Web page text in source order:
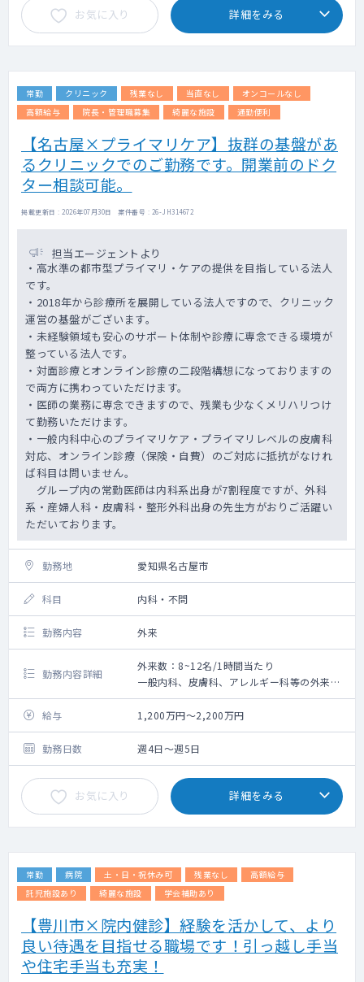
お気に入り 詳細をみる
常勤 クリニック 残業なし 当直なし
オンコールなし
高額給与
院長・管理職募集 綺麗な施設 通勤便利
【名古屋×プライマリケア】抜群の基盤があ
るクリニックでのご勤務です。開業前のドク
ター相談可能。
掲載更新日 : 2026年07月30日 案件番号 : 26-JH314672
担当エージェントより
・高水準の都市型プライマリ・ケアの提供を目指している法人
です。
・2018年から診療所を展開している法人ですので、クリニック
運営の基盤がございます。
・未経験領域も安心のサポート体制や診療に専念できる環境が
整っている法人です。
・対面診療とオンライン診療の二段階構想になっておりますの
で両方に携わっていただけます。
・医師の業務に専念できますので、残業も少なくメリハリつけ
て勤務いただけます。
・一般内科中心のプライマリケア・プライマリレベルの皮膚科
対応、オンライン診療（保険・自費）のご対応に抵抗がなけれ
ば科目は問いません。
グループ内の常勤医師は内科系出身が7割程度ですが、外科
系・産婦人科・皮膚科・整形外科出身の先生方がおりご活躍い
ただいております。
勤務地 愛知県名古屋市
科目 内科・不問
勤務内容 外来
勤務内容詳細
外来数：8~12名/1時間当たり
一般内科、皮膚科、アレルギー科等の外来診
療、オンライン診療等をお願いいたします。
◇外来診療
└ 診療体制：1～3診制 ※所属院による
└ 主な患者層：50代以下のビジネスマンや近
隣住民等（50代以下が患者全体の9割）
保険診療9割以上
内科6割・それ以外3割程度
└ 対象年齢：内科・アレルギー科は10歳以
上、皮膚科は6歳以上
ます。
エビデンスに基づくマニュアルが整備されて
看護師の問診後の診察となり、未経験の先生
でも対応が可能な内容です。
対面診療とオンライン診療の比重について
は、所属院により異なります。
給与 1,200万円～2,200万円
勤務日数 週4日～週5日
お気に入り 詳細をみる
常勤 病院 土・日・祝休み可 残業なし
高額給与
託児施設あり
綺麗な施設 学会補助あり
【豊川市×院内健診】経験を活かして、より
良い待遇を目指せる職場です！引っ越し手当
や住宅手当も充実！